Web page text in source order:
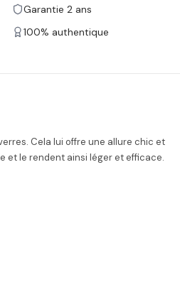
Garantie 2 ans
100% authentique
Cela lui offre une allure chic et
et le rendent ainsi léger et efficace.